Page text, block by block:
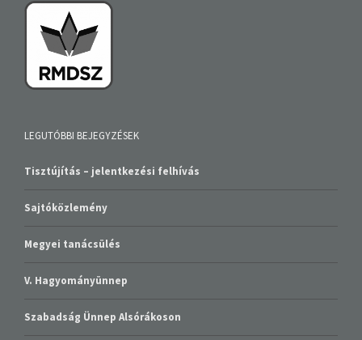
LEGUTÓBBI BEJEGYZÉSEK
Tisztújítás – jelentkezési felhívás
Sajtóközlemény
Megyei tanácsülés
V. Hagyományünnep
Szabadság Ünnep Alsórákoson